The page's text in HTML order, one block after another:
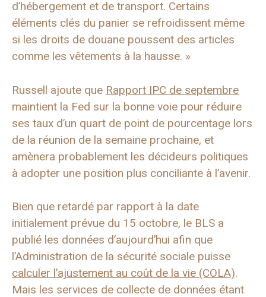
d’hébergement et de transport. Certains
éléments clés du panier se refroidissent même
si les droits de douane poussent des articles
comme les vêtements à la hausse. »
Russell ajoute que Rapport IPC de septembre
maintient la Fed sur la bonne voie pour réduire
ses taux d’un quart de point de pourcentage lors
de la réunion de la semaine prochaine, et
amènera probablement les décideurs politiques
à adopter une position plus conciliante à l’avenir.
Bien que retardé par rapport à la date
initialement prévue du 15 octobre, le BLS a
publié les données d’aujourd’hui afin que
l’Administration de la sécurité sociale puisse
calculer l’ajustement au coût de la vie (COLA).
Mais les services de collecte de données étant